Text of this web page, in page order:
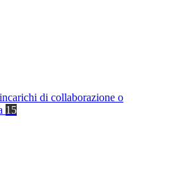
di collaborazione o
15